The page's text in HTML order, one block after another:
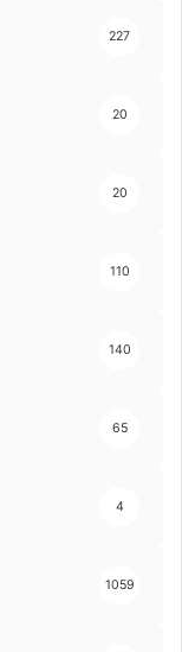
227
20
20
110
140
65
4
1059